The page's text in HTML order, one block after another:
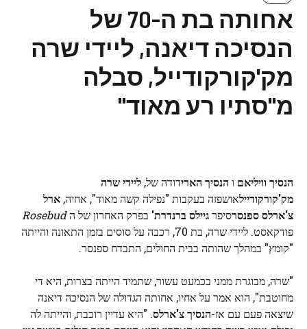
אחותה בת ה-70 של
הנסיכה דיאנה, ליידי שרה
מק'קורקודייל, סבלה
מ"סתיו רע מאוד"
הנסיך וויליאם ו הנסיך הארידודה של, ליידי שרה
מק'קורקודיילאושפזה בעקבות "נפילה קשה מאוד", אחיה, ארל
צ'ארלס ספנסרסיפרגיילס ברנדרת' בפרק האחרון של הRosebud
פודקאסט. ליידי שרה, בת 70, רכבה על סוסים בזמן התאונה והייתה
"קומץ" במהלך שהותה בבית החולים, התבדח ספנסר.
"שרה, מבוגרת ממני בכמעט עשור, שתמיד הייתה בצרות, היא די
מחוטבת", הוא אמר על אחיו, אחותה הגדולה של הנסיכה דיאנה
שיצאה פעם עם אז-הנסיך צ'ארלס. "היא עדיין רוכבת, והייתה לה